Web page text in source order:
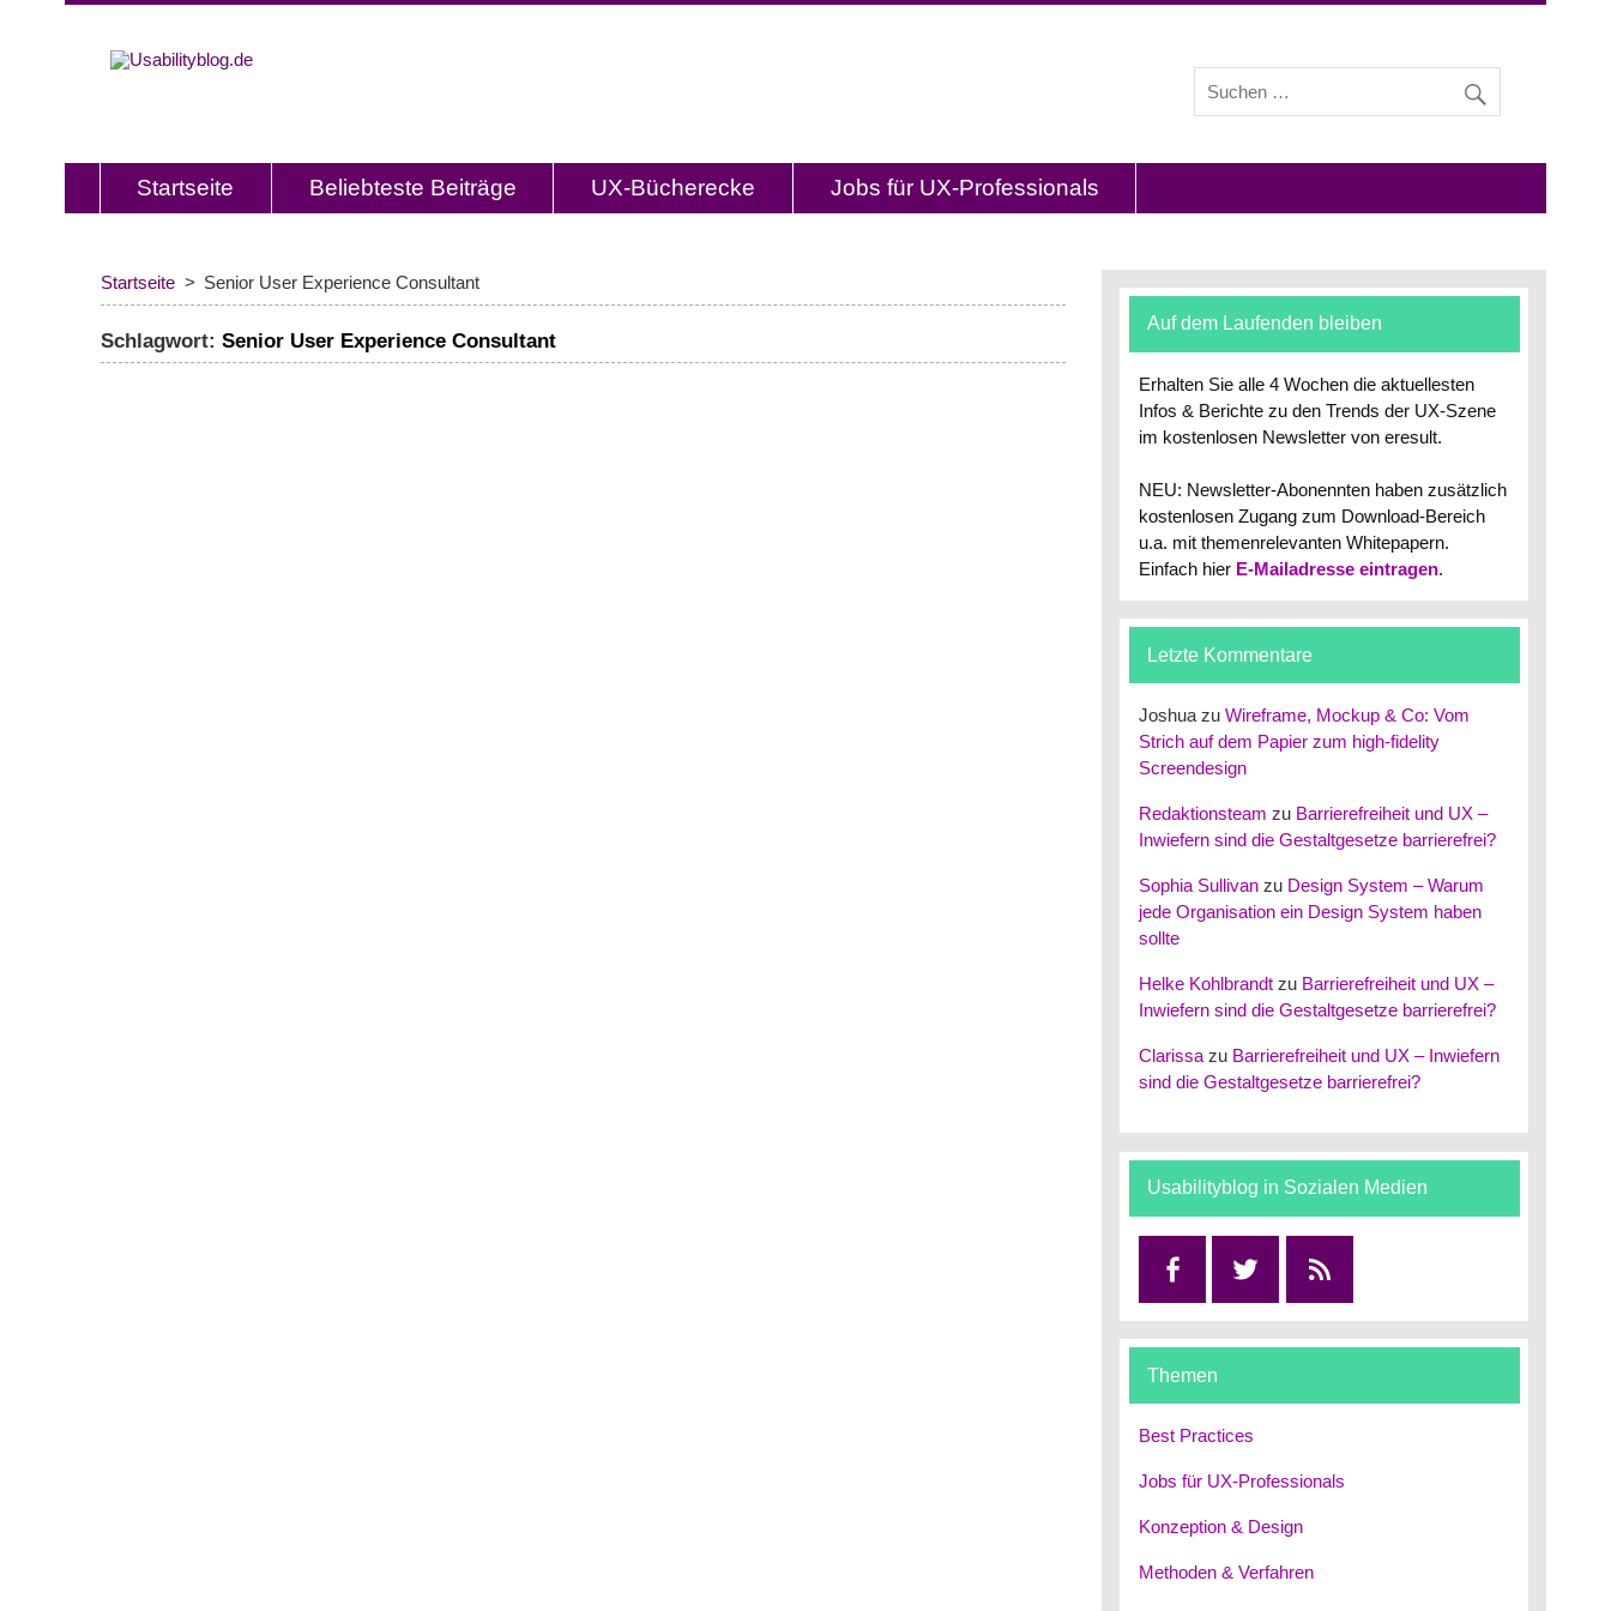
Usabilityblog ist ein Wissensportal mit Studien, Methodenbeschreibungen, Praxistipps und Interviews mit Experten zu den Themen
Startseite Beliebteste Beiträge UX-Bücherecke Jobs für UX-Professionals
Startseite Senior User Experience Consultant
Schlagwort:Senior User Experience Consultant
Auf dem Laufenden bleiben
Erhalten Sie alle 4 Wochen die aktuellesten
Infos & Berichte zu den Trends der UX-Szene
im kostenlosen Newsletter von eresult.
NEU: Newsletter-Abonennten haben zusätzlich
kostenlosen Zugang zum Download-Bereich
u.a. mit themenrelevanten Whitepapern.
Einfach hier E-Mailadresse eintragen.
Letzte Kommentare
Joshuazu Wireframe, Mockup & Co: Vom
Strich auf dem Papier zum high-fidelity
Screendesign
Redaktionsteam zu Barrierefreiheit und UX –
Inwiefern sind die Gestaltgesetze barrierefrei?
Sophia Sullivanzu Design System – Warum
jede Organisation ein Design System haben
sollte
Helke Kohlbrandtzu Barrierefreiheit und UX –
Inwiefern sind die Gestaltgesetze barrierefrei?
Clarissazu Barrierefreiheit und UX – Inwiefern
sind die Gestaltgesetze barrierefrei?
Usabilityblog in Sozialen Medien
Themen
Best Practices
Jobs für UX-Professionals
Konzeption & Design
Methoden & Verfahren